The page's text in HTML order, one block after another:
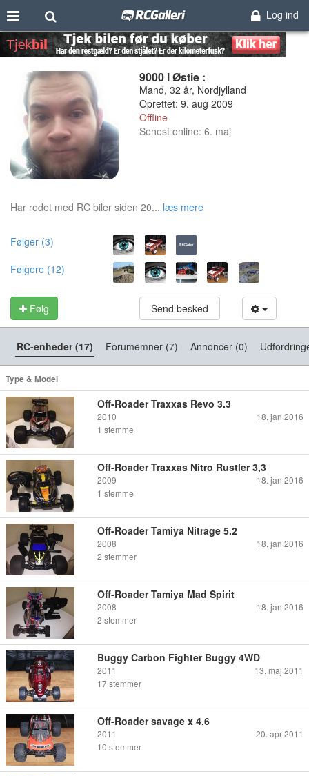
Log ind
9000 l Østie :
Mand, 32 år, Nordjylland
Oprettet: 9. aug 2009
Offline
Senest online: 6. maj
Har rodet med RC biler siden 20... læs mere
Følger (3)
Følgere (12)
Følg Send besked
RC-enheder (17) Forumemner (7) Annoncer (0)
Type & Model
Off-Roader Traxxas Revo 3.3
2010
18. jan 2016
1 stemme
Off-Roader Traxxas Nitro Rustler 3,3
2009
18. jan 2016
1 stemme
Off-Roader Tamiya Nitrage 5.2
2008
18. jan 2016
2 stemmer
Off-Roader Tamiya Mad Spirit
2008
18. jan 2016
2 stemmer
Buggy Carbon Fighter Buggy 4WD
2011
13. maj 2011
17 stemmer
Off-Roader savage x 4,6
2011
20. apr 2011
10 stemmer